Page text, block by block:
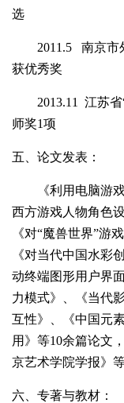
选
2011.5 南京市
获优秀奖
2013.11 江苏
师奖1项
五、论文发表：
《利用电脑游
西方游戏人物角色
《对“魔兽世界”游
《对当代中国水彩
动终端图形用户界
力模式》、《当代
互性》、《中国元
用》等10余篇论文
京艺术学院学报》
六、专著与教材：